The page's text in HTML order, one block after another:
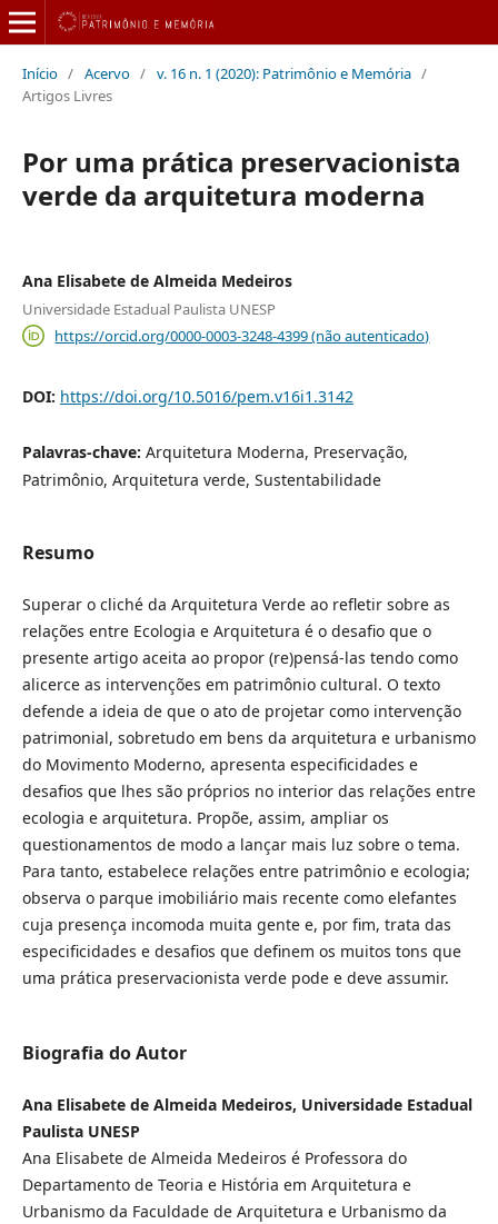
Início / Acervo / v. 16 n. 1 (2020): Patrimônio e Memória /
Artigos Livres
Por uma prática preservacionista
verde da arquitetura moderna
Ana Elisabete de Almeida Medeiros
Universidade Estadual Paulista UNESP
https://orcid.org/0000-0003-3248-4399 (não autenticado)
DOI: https://doi.org/10.5016/pem.v16i1.3142
Palavras-chave: Arquitetura Moderna, Preservação,
Patrimônio, Arquitetura verde, Sustentabilidade
Resumo
Superar o cliché da Arquitetura Verde ao refletir sobre as
relações entre Ecologia e Arquitetura é o desafio que o
presente artigo aceita ao propor (re)pensá-las tendo como
alicerce as intervenções em patrimônio cultural. O texto
defende a ideia de que o ato de projetar como intervenção
patrimonial, sobretudo em bens da arquitetura e urbanismo
do Movimento Moderno, apresenta especificidades e
desafios que lhes são próprios no interior das relações entre
ecologia e arquitetura. Propõe, assim, ampliar os
questionamentos de modo a lançar mais luz sobre o tema.
Para tanto, estabelece relações entre patrimônio e ecologia;
observa o parque imobiliário mais recente como elefantes
cuja presença incomoda muita gente e, por fim, trata das
especificidades e desafios que definem os muitos tons que
uma prática preservacionista verde pode e deve assumir.
Biografia do Autor
Ana Elisabete de Almeida Medeiros, Universidade Estadual
Paulista UNESP
Ana Elisabete de Almeida Medeiros é Professora do
Departamento de Teoria e História em Arquitetura e
Urbanismo da Faculdade de Arquitetura e Urbanismo da